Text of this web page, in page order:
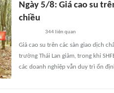
Ngày 5/8: Giá cao su
chiều
344 liên quan
Giá cao su trên các sàn giao dịch
trường Thái Lan giảm, trong khi
các doanh nghiệp vẫn duy trì ổn